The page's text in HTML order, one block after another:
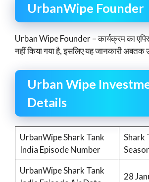
UrbanWipe Founder
Urban Wipe Founder – कार्यक्रम का
नहीं किया गया है, इसलिए यह जानकारी अबतक
Urban Wipe
Details
UrbanWipe Shark Tank
India Episode Number
Shark
UrbanWipe Shark Tank
28